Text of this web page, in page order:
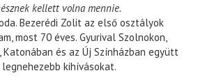
kellett volna mennie.
Bezerédi Zolit az első osztályok
most 70 éves. Gyurival Szolnokon,
Katonában és az Új Színházban együtt
kihívásokat.